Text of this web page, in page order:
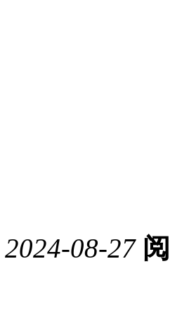
2024-08-27